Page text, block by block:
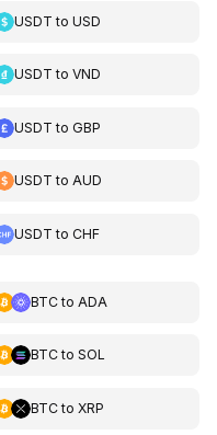
USDT toUSD
USDT toVND
USDT toGBP
USDT toAUD
USDT toCHF
BTCto ADA
BTCto SOL
BTCto XRP